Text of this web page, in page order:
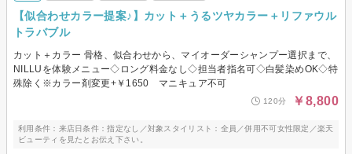
【似合わせカラー提案♪】カット＋うるツヤカラー＋リファウル
トラバブル
カット＋カラー 骨格、似合わせから、マイオーダーシャンプー選択まで、
NILLUを体験メニュー◇ロング料金なし◇担当者指名可◇白髪染めOK◇特
殊除く※カラー剤変更+￥1650 マニキュア不可
120分 ￥8,800
利用条件：来店日条件：指定なし／対象スタイリスト：全員／併用不可女性限定／楽天
ビューティを見たとお伝え下さい。